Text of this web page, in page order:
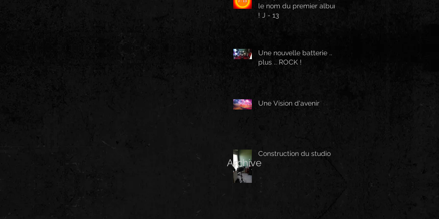
le nom du premier album
! J - 13
Une nouvelle batterie ..
plus .. ROCK !
Une Vision d'avenir
Construction du studio
Archive